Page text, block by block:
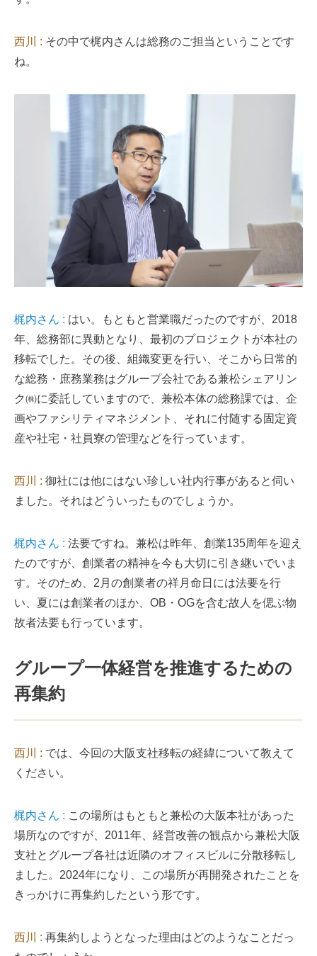
西川 : その中で梶内さんは総務のご担当ということです
ね。
梶内さん : はい。もともと営業職だったのですが、2018
年、総務部に異動となり、最初のプロジェクトが本社の
移転でした。その後、組織変更を行い、そこから日常的
な総務・庶務業務はグループ会社である兼松シェアリン
ク㈱に委託していますので、兼松本体の総務課では、企
画やファシリティマネジメント、それに付随する固定資
産や社宅・社員寮の管理などを行っています。
西川 : 御社には他にはない珍しい社内行事があると伺い
ました。それはどういったものでしょうか。
梶内さん : 法要ですね。兼松は昨年、創業135周年を迎え
たのですが、創業者の精神を今も大切に引き継いでいま
す。そのため、2月の創業者の祥月命日には法要を行
い、夏には創業者のほか、OB・OGを含む故人を偲ぶ物
故者法要も行っています。
グループ一体経営を推進するための
再集約
西川 : では、今回の大阪支社移転の経緯について教えて
ください。
梶内さん : この場所はもともと兼松の大阪本社があった
場所なのですが、2011年、経営改善の観点から兼松大阪
支社とグループ各社は近隣のオフィスビルに分散移転し
ました。2024年になり、この場所が再開発されたことを
きっかけに再集約したという形です。
西川 : 再集約しようとなった理由はどのようなことだっ